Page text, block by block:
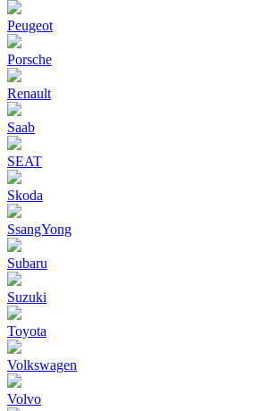
Peugeot
Porsche
Renault
Saab
SEAT
Skoda
SsangYong
Subaru
Suzuki
Toyota
Volkswagen
Volvo